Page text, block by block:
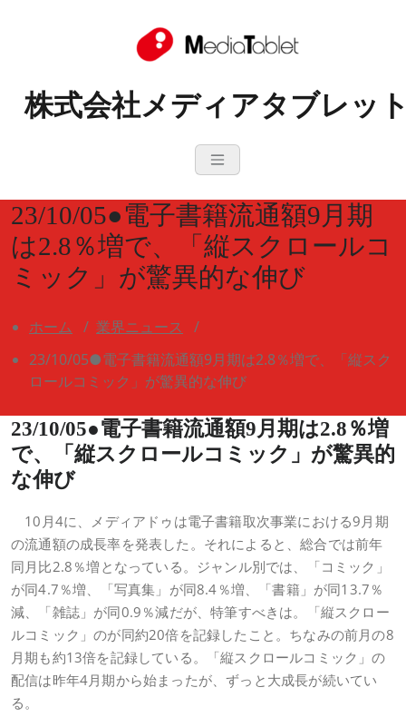
プ
株式会社メディアタブレッ
23/10/05●電子書籍流通額9月期
は2.8％増で、「縦スクロールコ
ミック」が驚異的な伸び
ホーム / 業界ニュース /
23/10/05●電子書籍流通額9月期は2.8％増で、「縦スク
ロールコミック」が驚異的な伸び
23/10/05●電子書籍流通額9月期は2.8％増
で、「縦スクロールコミック」が驚異的
な伸び
10月4に、メディアドゥは電子書籍取次事業における9月期
の流通額の成長率を発表した。それによると、総合では前年
同月比2.8％増となっている。ジャンル別では、「コミック」
が同4.7％増、「写真集」が同8.4％増、「書籍」が同13.7％
減、「雑誌」が同0.9％減だが、特筆すべきは。「縦スクロー
ルコミック」のが同約20倍を記録したこと。ちなみの前月の8
月期も約13倍を記録している。「縦スクロールコミック」の
配信は昨年4月期から始まったが、ずっと大成長が続いてい
る。